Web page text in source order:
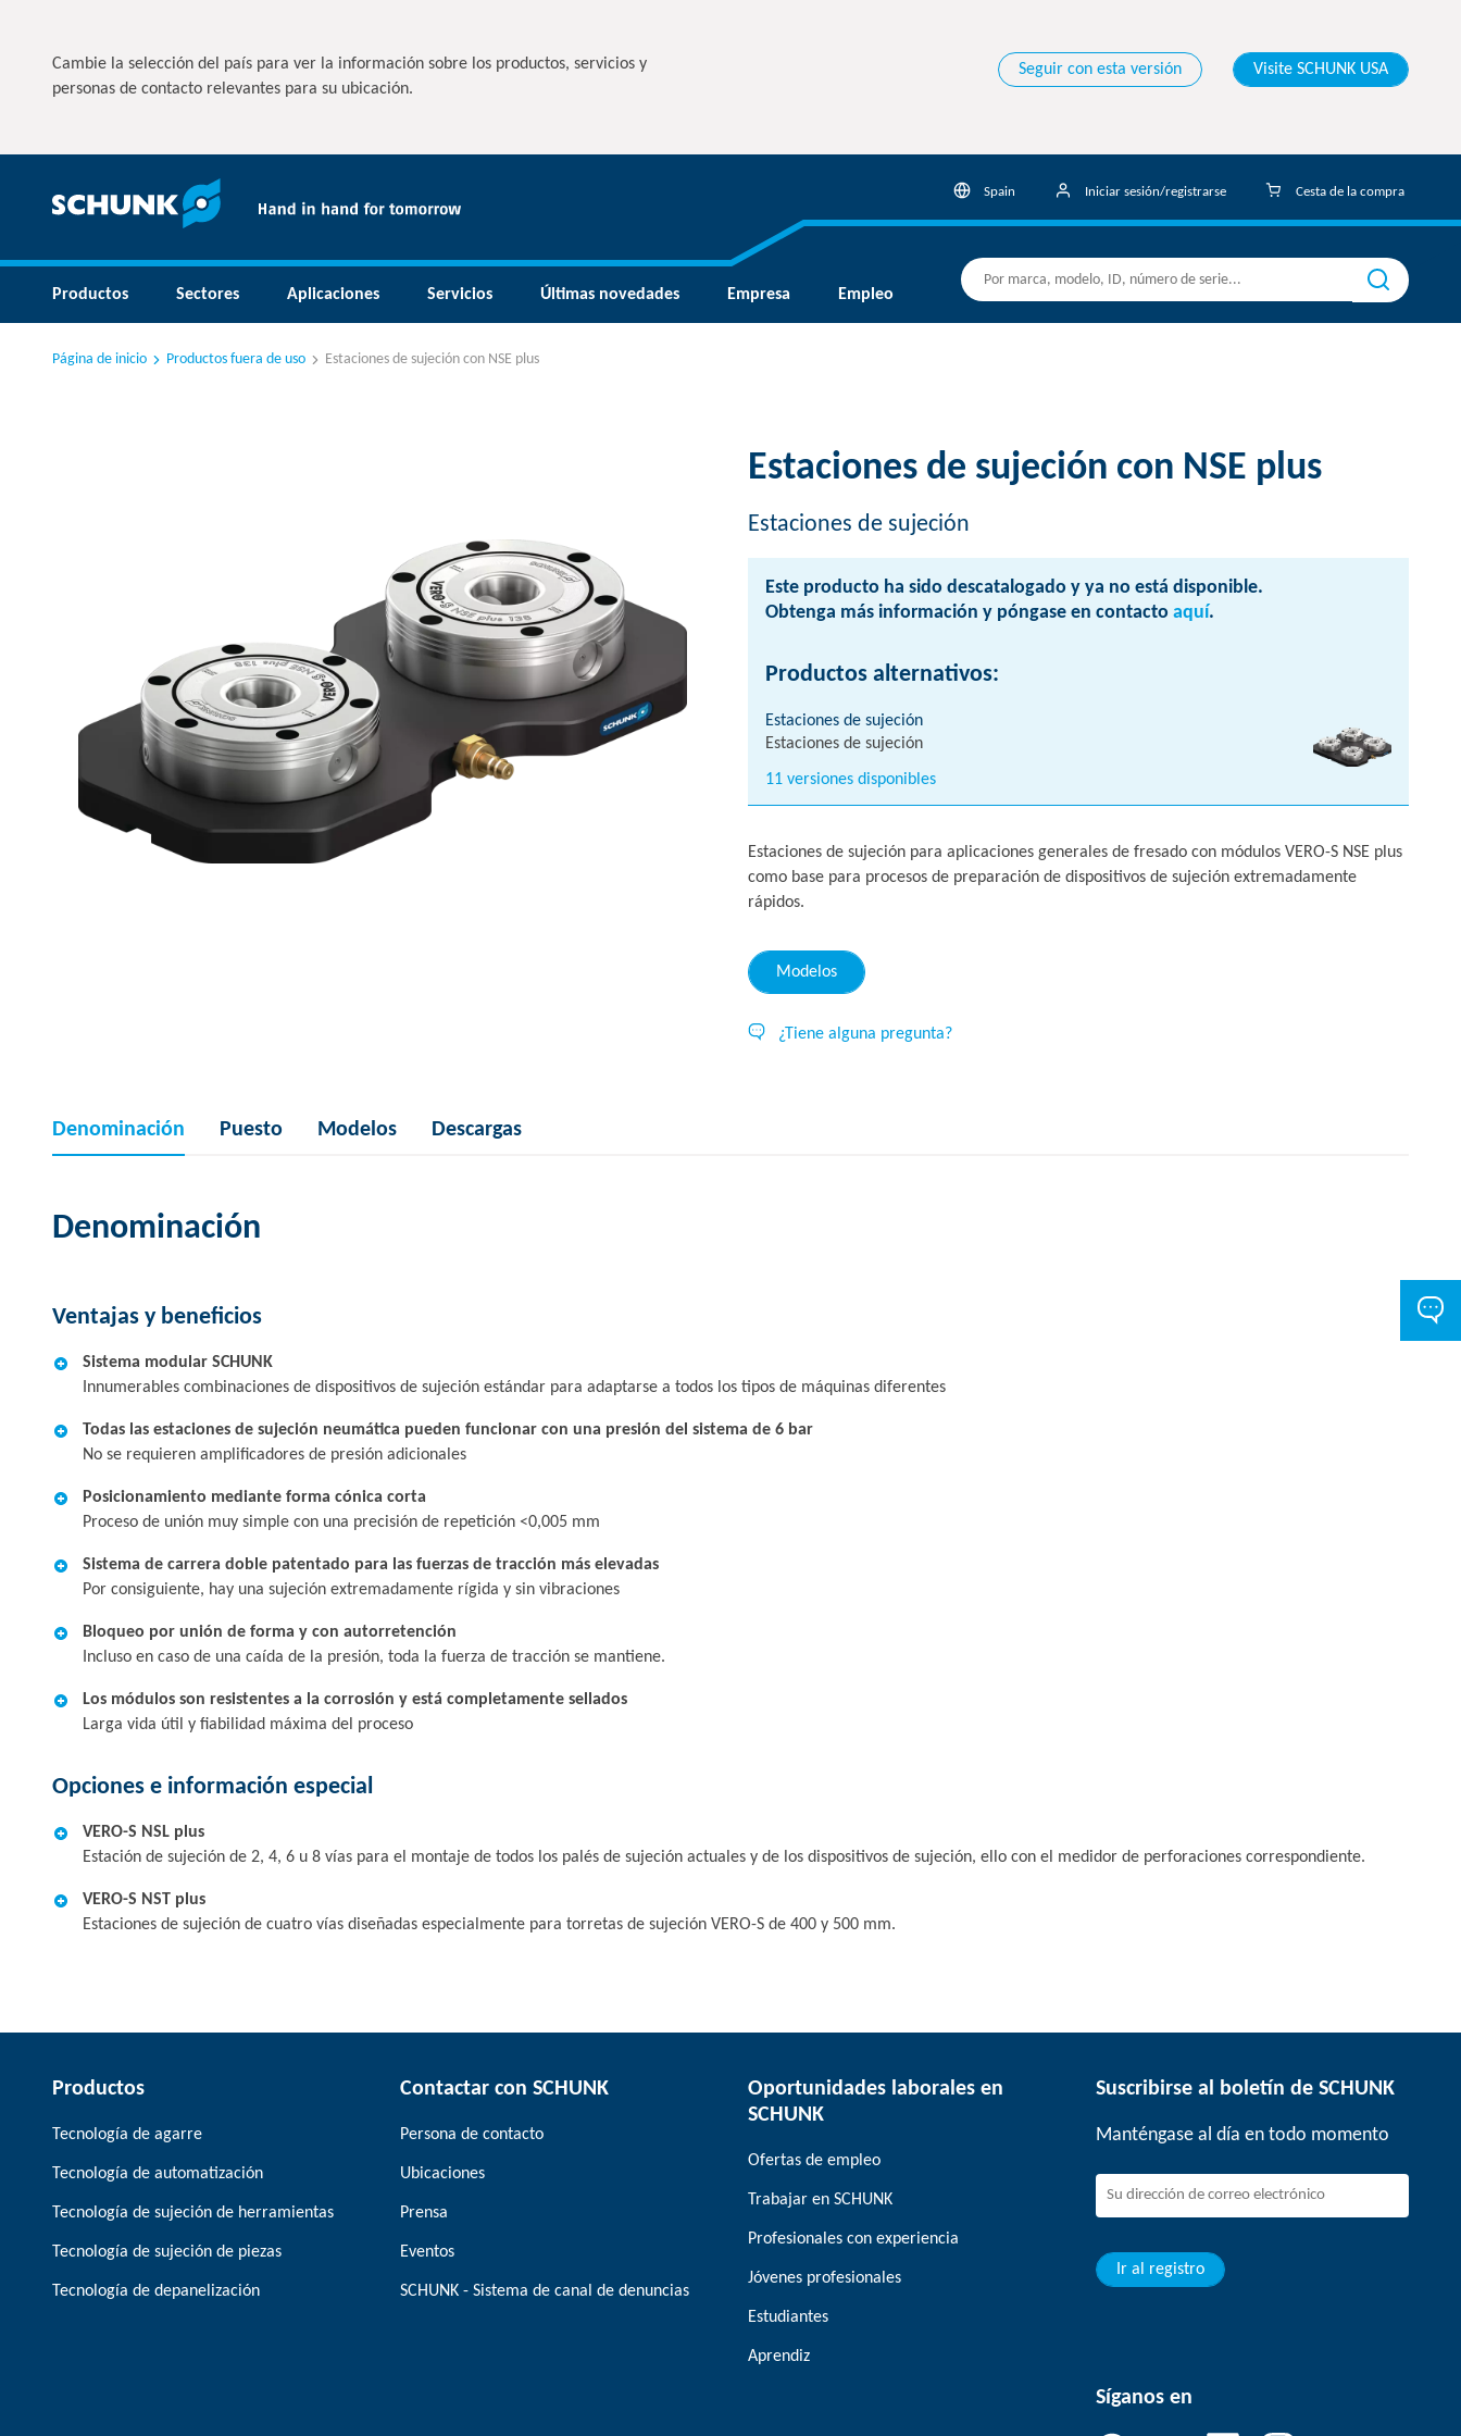
Cambie la selección del país para ver la información sobre los productos, servicios y
personas de contacto relevantes para su ubicación.
Seguir con esta versión Visite SCHUNK USA
Spain Iniciar sesión/registrarse Cesta de la compra
Productos Sectores Aplicaciones Servicios Últimas novedades Empresa Empleo
Página de inicio Productos fuera de uso Estaciones de sujeción con NSE plus
Estaciones de sujeción con NSE plus
Estaciones de sujeción
Este producto ha sido descatalogado y ya no está disponible.
Obtenga más información y póngase en contacto aquí.
Productos alternativos:
Estaciones de sujeción
Estaciones de sujeción
11 versiones disponibles
Estaciones de sujeción para aplicaciones generales de fresado con módulos VERO-S NSE plus
como base para procesos de preparación de dispositivos de sujeción extremadamente
rápidos.
Modelos
¿Tiene alguna pregunta?
Denominación Puesto Modelos Descargas
Denominación
Ventajas y beneficios
Sistema modular SCHUNK
Innumerables combinaciones de dispositivos de sujeción estándar para adaptarse a todos los tipos de máquinas diferentes
Todas las estaciones de sujeción neumática pueden funcionar con una presión del sistema de 6 bar
No se requieren amplificadores de presión adicionales
Posicionamiento mediante forma cónica corta
Proceso de unión muy simple con una precisión de repetición <0,005 mm
Sistema de carrera doble patentado para las fuerzas de tracción más elevadas
Por consiguiente, hay una sujeción extremadamente rígida y sin vibraciones
Bloqueo por unión de forma y con autorretención
Incluso en caso de una caída de la presión, toda la fuerza de tracción se mantiene.
Los módulos son resistentes a la corrosión y está completamente sellados
Larga vida útil y fiabilidad máxima del proceso
Opciones e información especial
VERO-S NSL plus
Estación de sujeción de 2, 4, 6 u 8 vías para el montaje de todos los palés de sujeción actuales y de los dispositivos de sujeción, ello con el medidor de perforaciones correspondiente.
VERO-S NST plus
Estaciones de sujeción de cuatro vías diseñadas especialmente para torretas de sujeción VERO-S de 400 y 500 mm.
Productos
Tecnología de agarre
Tecnología de automatización
Tecnología de sujeción de herramientas
Tecnología de sujeción de piezas
Tecnología de depanelización
Contactar con SCHUNK
Persona de contacto
Ubicaciones
Prensa
Eventos
SCHUNK - Sistema de canal de denuncias
Oportunidades laborales en
SCHUNK
Ofertas de empleo
Trabajar en SCHUNK
Profesionales con experiencia
Jóvenes profesionales
Estudiantes
Aprendiz
Suscribirse al boletín de SCHUNK
Manténgase al día en todo momento
Ir al registro
Síganos en